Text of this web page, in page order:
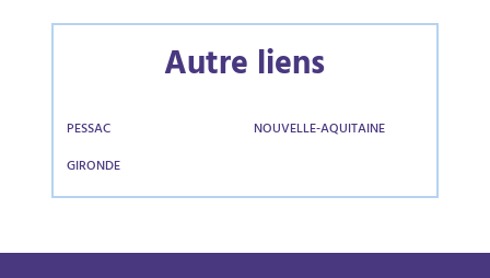
Autre liens
PESSAC
GIRONDE
NOUVELLE-AQUITAINE